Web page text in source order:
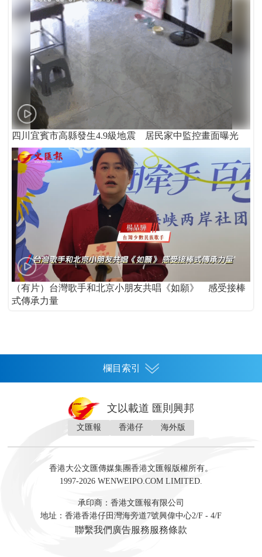
四川宜賓市高縣發生4.9級地震 居民家中監控畫面曝光
（有片）台灣歌手和北京小朋友共唱《如願》 感受接棒
式傳承力量
欄目索引
灣區人
財經 地產 投資 財評 數字經濟
訪談 直播 經湋論
藝術 文學
文以載道 匯則興邦
文匯報 香港仔 海外版
香港大公文匯傳媒集團香港文匯報版權所有。
1997-2026 WENWEIPO.COM LIMITED.
承印商：香港文匯報有限公司
地址：香港香港仔田灣海旁道7號興偉中心2/F - 4/F
聯繫我們 廣告服務服務條款